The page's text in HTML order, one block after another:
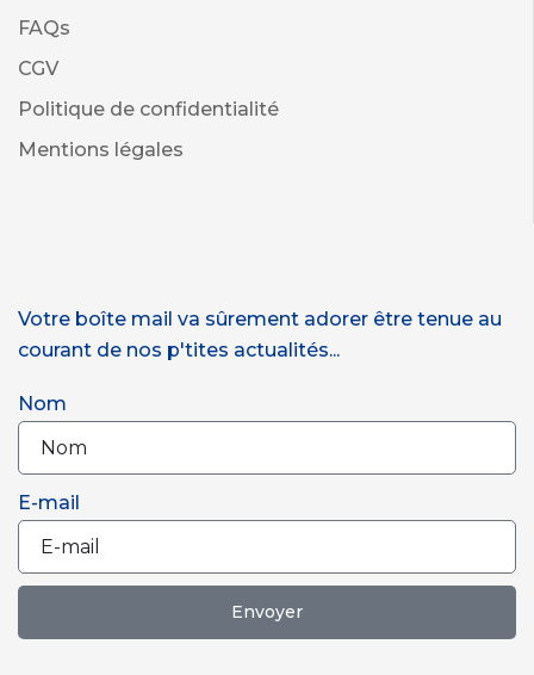
FAQs
CGV
Politique de confidentialité
Mentions légales
Votre boîte mail va sûrement adorer être tenue au
courant de nos p'tites actualités...
Nom
E-mail
Envoyer